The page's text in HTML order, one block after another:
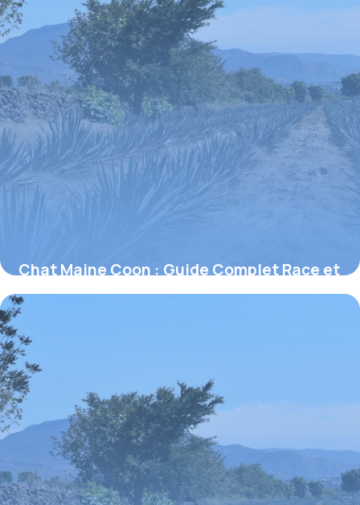
Chat Maine Coon : Guide Complet Race et
Soins